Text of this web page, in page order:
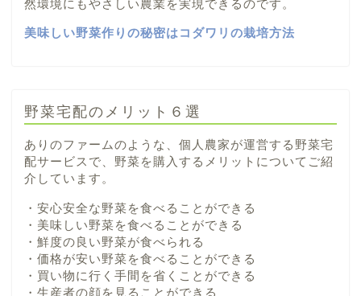
然環境にもやさしい農業を実現できるのです。
美味しい野菜作りの秘密はコダワリの栽培方法
野菜宅配のメリット６選
ありのファームのような、個人農家が運営する野菜宅
配サービスで、野菜を購入するメリットについてご紹
介しています。
・安心安全な野菜を食べることができる
・美味しい野菜を食べることができる
・鮮度の良い野菜が食べられる
・価格が安い野菜を食べることができる
・買い物に行く手間を省くことができる
・生産者の顔を見ることができる